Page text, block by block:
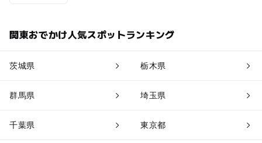
関東おでかけ人気スポットランキング
茨城県 栃木県
群馬県 埼玉県
千葉県 東京都